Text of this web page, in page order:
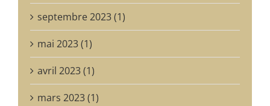
septembre 2023 (1)
mai 2023 (1)
avril 2023 (1)
mars 2023 (1)